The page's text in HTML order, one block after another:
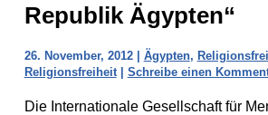
Republik Ägypten“
26. November, 2012 | Ägypten,
Religionsfreiheit| Schreibe einen
Die Internationale Gesellschaft für